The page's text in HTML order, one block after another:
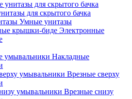
для скрытого бачка
Умные унитазы
Электронные
Накладные
Врезные сверху
Врезные снизу